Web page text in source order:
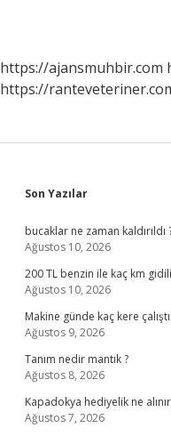
https://ajansmuhbir.com
https://
Sidebar
Son Yazılar
bucaklar ne zaman kaldırıldı
Ağustos 10, 2026
200 TL benzin ile kaç km
Ağustos 10, 2026
Makine günde kaç kere
Ağustos 9, 2026
Tanım nedir mantık ?
Ağustos 8, 2026
Kapadokya hediyelik ne
Ağustos 7, 2026